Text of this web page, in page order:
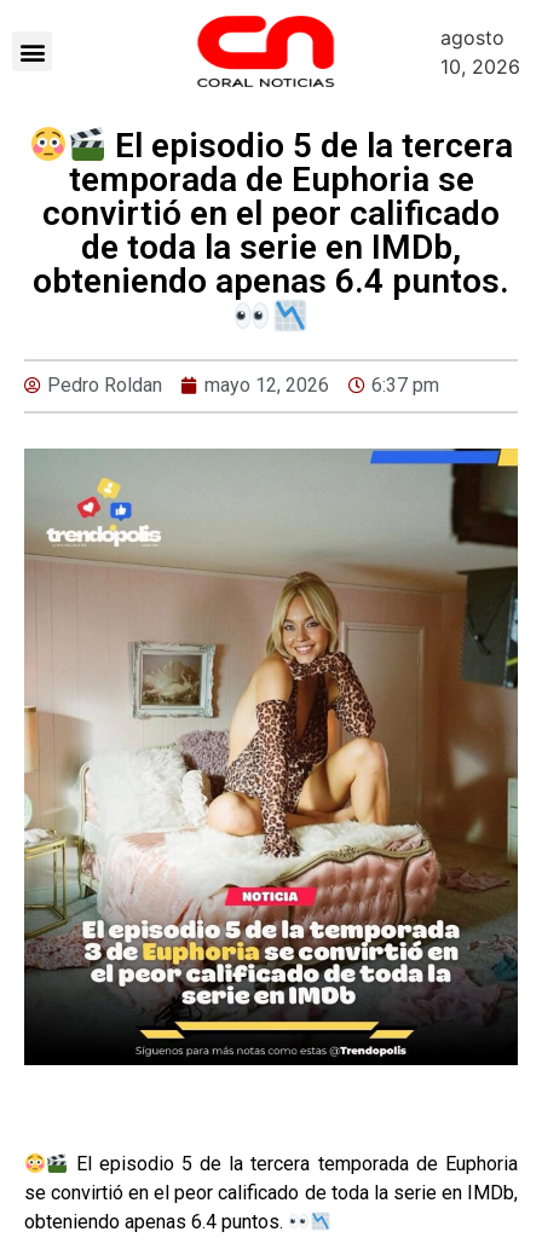
agosto
10, 2026
El episodio 5 de la tercera
temporada de Euphoria se
convirtió en el peor calificado
de toda la serie en IMDb,
obteniendo apenas 6.4 puntos.
Pedro Roldan mayo 12, 2026 6:37 pm
El episodio 5 de la tercera temporada de Euphoria
se convirtió en el peor calificado de toda la serie en IMDb,
obteniendo apenas 6.4 puntos.